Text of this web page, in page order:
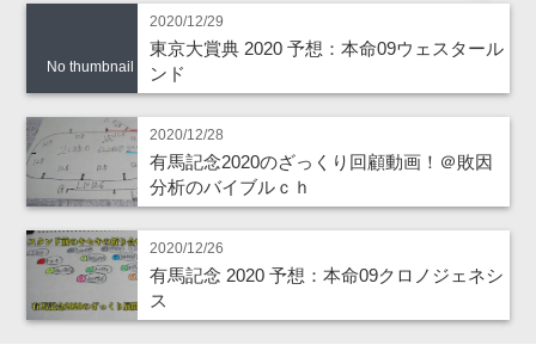
No thumbnail
2020/12/29
東京大賞典 2020 予想：本命09ウェスタール
ンド
2020/12/28
有馬記念2020のざっくり回顧動画！＠敗因
分析のバイブルｃｈ
2020/12/26
有馬記念 2020 予想：本命09クロノジェネシ
ス